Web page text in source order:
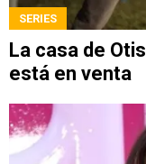
SERIES
La casa de
está en venta